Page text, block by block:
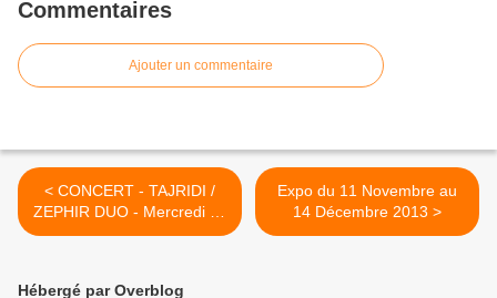
Commentaires
Ajouter un commentaire
< CONCERT - TAJRIDI /
ZEPHIR DUO - Mercredi 20
Novembre 2013 - 16h30
Expo du 11 Novembre au
14 Décembre 2013 >
Hébergé par Overblog